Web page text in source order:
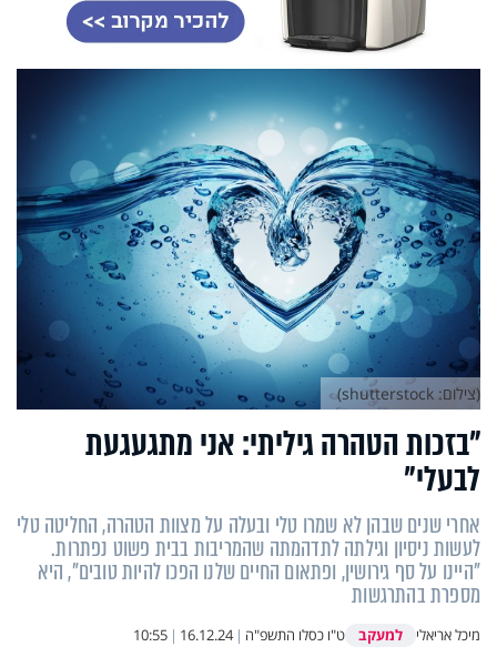
"בזכות הטהרה גיליתי: אני מתגעגעת
לבעלי"
אחרי שנים שבהן לא שמרו טלי ובעלה על מצוות הטהרה, החליטה טלי
לעשות ניסיון וגילתה לתדהמתה שהמריבות בבית פשוט נפתרות.
"היינו על סף גירושין, ופתאום החיים שלנו הפכו להיות טובים", היא
מספרת בהתרגשות
מיכל אריאלי למעקב ט"ו כסלו התשפ"ה |
16.12.24
|
10:55
(צילום: shutterstock)